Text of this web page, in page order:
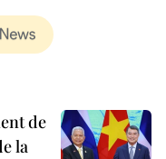
de
la